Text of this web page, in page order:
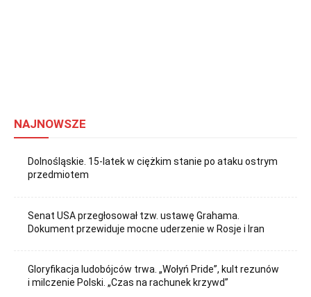
NAJNOWSZE
Dolnośląskie. 15-latek w ciężkim stanie po ataku ostrym
przedmiotem
Senat USA przegłosował tzw. ustawę Grahama.
Dokument przewiduje mocne uderzenie w Rosje i Iran
Gloryfikacja ludobójców trwa. „Wołyń Pride”, kult rezunów
i milczenie Polski. „Czas na rachunek krzywd”